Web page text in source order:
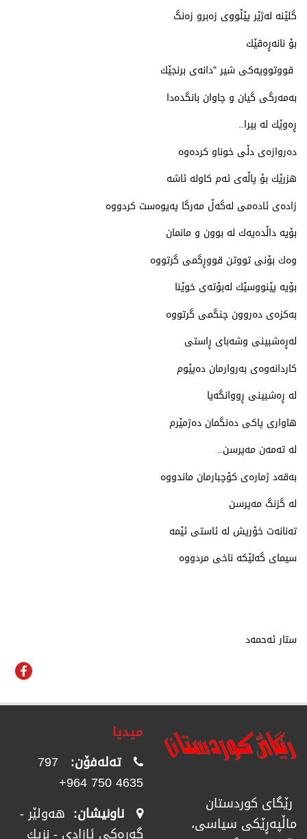
گلێنه‌ له‌ژێر پێڵووی زه‌برو زه‌نگ
بۆ نانه‌ڕه‌قێك
قووتوویه‌كی شیر "دانه‌ی برنجێك
به‌مه‌رگی گیان و چاوان بانگده‌دا
ڕه‌وێك له‌ بیرا..
ده‌روازه‌ی دڵی خوناو كرده‌وه‌
هزرێك بۆ پاڵه‌ی ئه‌م كاوله‌ ئاشه‌
زاده‌ی ئاده‌می له‌گه‌ڵ مه‌رگا په‌یوه‌ست كردووه‌
بۆیه‌ داڵده‌یه‌ك له‌ بوون و مانمان
وه‌ك بۆنی تووتن قووڕگمی گرتووه‌
بۆیه‌ پێنووسێك له‌بۆته‌ی خوێنا
به‌كزه‌ی ده‌روون چنگمی گرتووه‌
له‌ڕه‌شبینی وشه‌بای ڕاستی
كاردانه‌وه‌ی به‌روارمان ده‌پێوم
له‌ ڕه‌شبینی ڕووانگه‌یا
هاواری پاكی ده‌نگمان ده‌ژمێرم
له‌ ته‌مه‌ن مه‌پرسن..
به‌قه‌د ژماره‌ی كۆچبارمان ماندووه‌
له‌ گزنگ مه‌پرسن
ته‌نانه‌ت خۆریش له‌ ئاستی ئێمه‌
سیمای گه‌لێكه‌ ناخی مردووه‌
ستار ئەحمەد
رێگای كوردستان
ماڵپەڕێكی سیاسی،
میدیا
تەلەفۆن: 797
4635 750 964+
ناونیشان: هەولێر -
گەرەکی ئازادی - نزیك